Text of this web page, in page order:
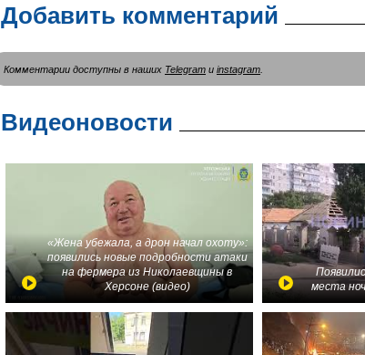
Добавить комментарий
Комментарии доступны в наших Telegram и instagram
Видеоновости
«Жена убежала, а дрон начал охоту»:
появились новые подробности атаки
на фермера из Николаевщины в
Херсоне (видео)
места